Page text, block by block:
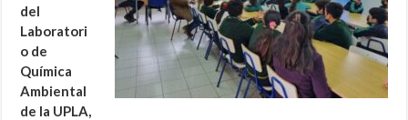
del
Laboratori
o de
Química
Ambiental
de la UPLA,